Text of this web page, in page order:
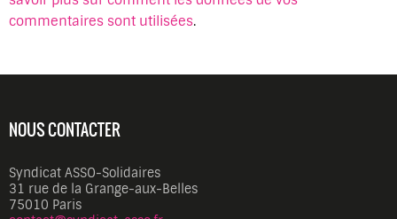
commentaires sont utilisées.
NOUS CONTACTER
Syndicat ASSO-Solidaires
31 rue de la Grange-aux-Belles
75010 Paris